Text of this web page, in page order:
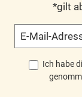
*gilt
E-Mail-
Ich habe